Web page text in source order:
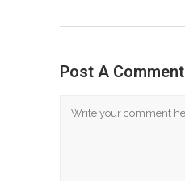
Post A Comment